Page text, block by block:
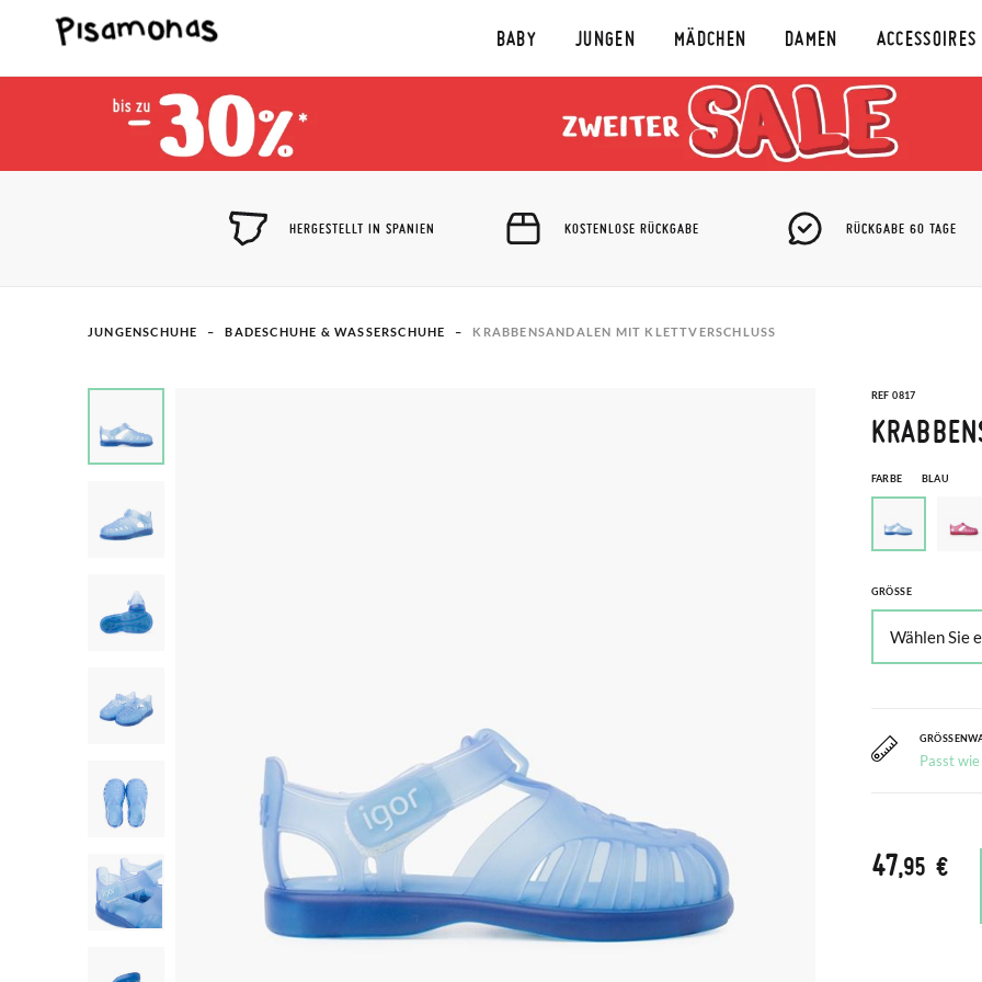
BABY JUNGEN MÄDCHEN DAMEN ACCESSOIRES
HERGESTELLT IN SPANIEN KOSTENLOSE RÜCKGABE RÜCKGABE 60 TAGE
JUNGENSCHUHE BADESCHUHE & WASSERSCHUHE KRABBENSANDALEN MIT KLETTVERSCHLUSS
REF 0817
FARBE BLAU
GRÖSSE
Passt
47,95 €